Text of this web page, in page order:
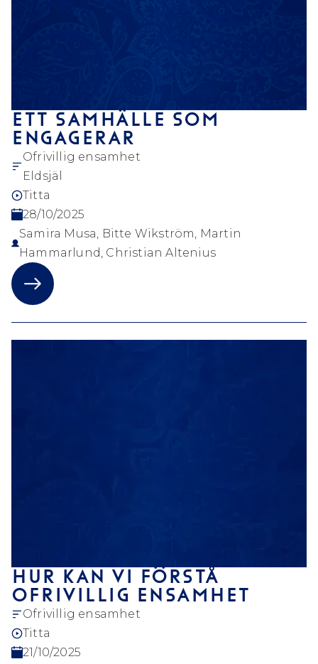
ETT SAMHÄLLE SOM
ENGAGERAR
Ofrivillig ensamhet
Eldsjäl
Titta
28/10/2025
Samira Musa, Bitte Wikström, Martin
Hammarlund, Christian Altenius
HUR KAN VI FÖRSTÅ
OFRIVILLIG ENSAMHET
Ofrivillig ensamhet
Titta
21/10/2025